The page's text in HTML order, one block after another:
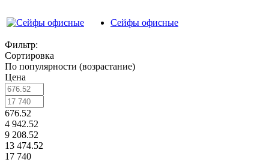
Сейфы офисные
Фильтр:
Сортировка
По популярности (возрастание)
Цена
676.52
4 942.52
9 208.52
13 474.52
17 740